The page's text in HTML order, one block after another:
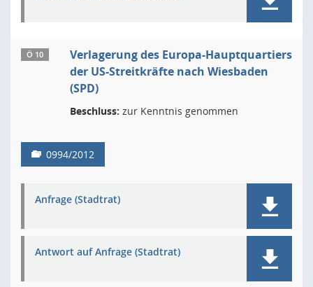
Ö 10
Verlagerung des Europa-Hauptquartiers
der US-Streitkräfte nach Wiesbaden
(SPD)
Beschluss: zur Kenntnis genommen
0994/2012
Anfrage (Stadtrat)
Antwort auf Anfrage (Stadtrat)